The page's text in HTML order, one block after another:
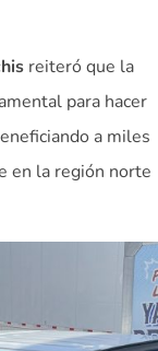
reiteró que la
para hacer
a miles
en la región norte